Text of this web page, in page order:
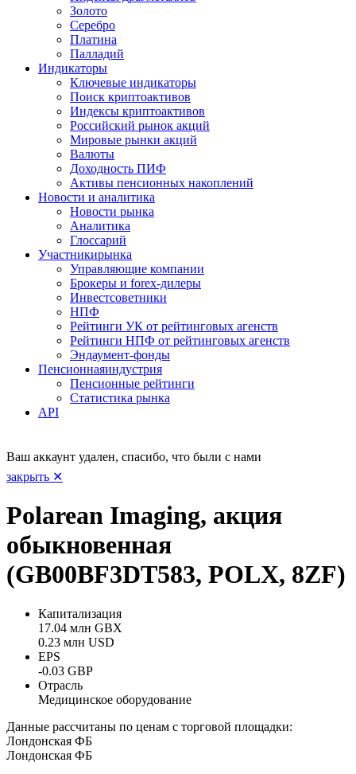
Золото
Серебро
Платина
Палладий
Индикаторы
Ключевые индикаторы
Поиск криптоактивов
Индексы криптоактивов
Российский рынок акций
Мировые рынки акций
Валюты
Доходность ПИФ
Активы пенсионных накоплений
Новости и аналитика
Новости рынка
Аналитика
Глоссарий
Участникирынка
Управляющие компании
Брокеры и forex-дилеры
Инвестсоветники
НПФ
Рейтинги УК от рейтинговых агенств
Рейтинги НПФ от рейтинговых агенств
Эндаумент-фонды
Пенсионнаяиндустрия
Пенсионные рейтинги
Статистика рынка
API
Ваш аккаунт удален, спасибо, что были с нами
закрыть ✕
Polarean Imaging, акция
обыкновенная
(GB00BF3DT583, POLX, 8ZF)
Капитализация
17.04 млн GBX
0.23 млн USD
EPS
-0.03 GBP
Отрасль
Медицинское оборудование
Данные рассчитаны по ценам с торговой площадки:
Лондонская ФБ
Лондонская ФБ